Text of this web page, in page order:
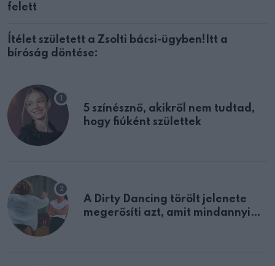
felett
Ítélet született a Zsolti bácsi-ügyben!Itt a
bíróság döntése:
5 színésznő, akikről nem tudtad,
hogy fiúként születtek
A Dirty Dancing törölt jelenete
megerősíti azt, amit mindannyian